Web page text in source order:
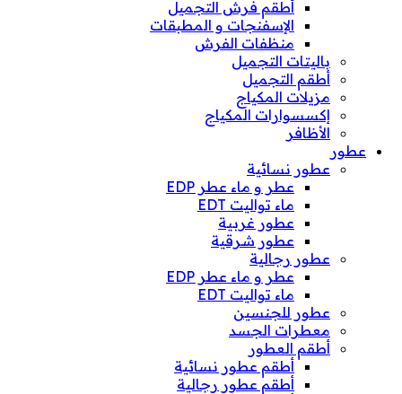
أطقم فرش التجميل
الإسفنجات و المطبقات
منظفات الفرش
باليتات التجميل
أطقم التجميل
مزيلات المكياج
إكسسوارات المكياج
الأظافر
عطور
عطور نسائية
عطر و ماء عطر EDP
ماء تواليت EDT
عطور غربية
عطور شرقية
عطور رجالية
عطر و ماء عطر EDP
ماء تواليت EDT
عطور للجنسين
معطرات الجسد
أطقم العطور
أطقم عطور نسائية
أطقم عطور رجالية